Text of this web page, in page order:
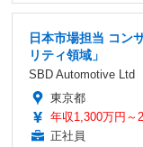
日本市場担当 コン
リティ領域」
SBD Automotive Ltd
東京都
年収1,300万円～
正社員